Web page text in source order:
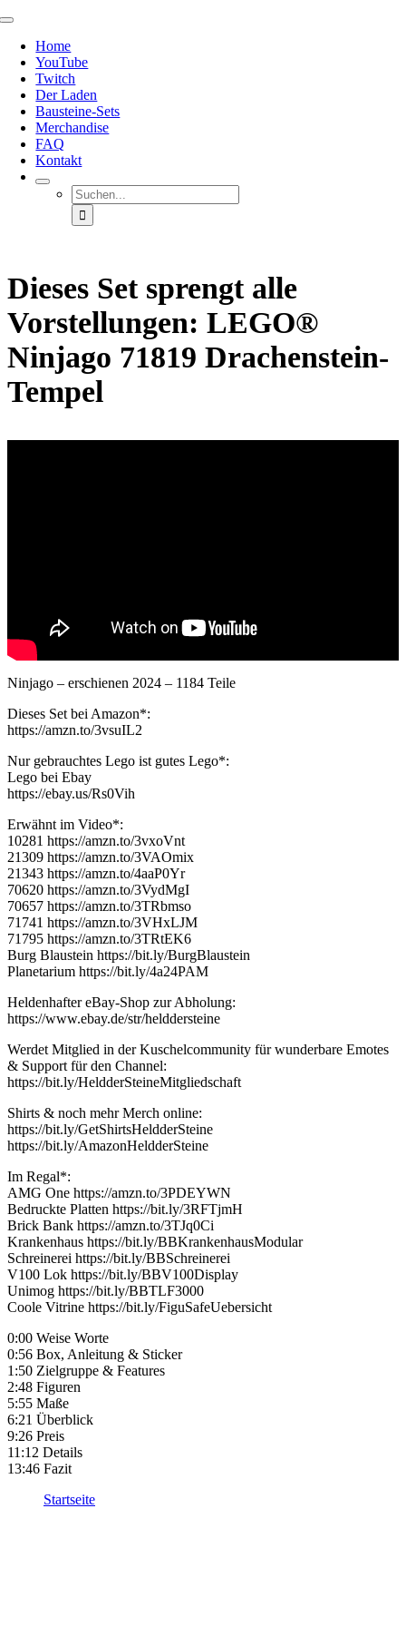
Zum
springen
Toggle
NavigationHome
YouTube
Twitch
Der Laden
Bausteine-Sets
Merchandise
FAQ
Kontakt
Suche
nach:
Dieses Set sprengt alle
Vorstellungen: LEGO®
Ninjago 71819 Drachenstein-
Tempel
Ninjago – erschienen 2024 – 1184 Teile
Dieses Set bei Amazon*:
https://amzn.to/3vsuIL2
Nur gebrauchtes Lego ist gutes Lego*:
Lego bei Ebay
https://ebay.us/Rs0Vih
Erwähnt im Video*:
10281 https://amzn.to/3vxoVnt
21309 https://amzn.to/3VAOmix
21343 https://amzn.to/4aaP0Yr
70620 https://amzn.to/3VydMgI
70657 https://amzn.to/3TRbmso
71741 https://amzn.to/3VHxLJM
71795 https://amzn.to/3TRtEK6
Burg Blaustein https://bit.ly/BurgBlaustein
Planetarium https://bit.ly/4a24PAM
Heldenhafter eBay-Shop zur Abholung:
https://www.ebay.de/str/helddersteine
Werdet Mitglied in der Kuschelcommunity für wunderbare Emotes
& Support für den Channel:
https://bit.ly/HeldderSteineMitgliedschaft
Shirts & noch mehr Merch online:
https://bit.ly/GetShirtsHeldderSteine
https://bit.ly/AmazonHeldderSteine
Im Regal*:
AMG One https://amzn.to/3PDEYWN
Bedruckte Platten https://bit.ly/3RFTjmH
Brick Bank https://amzn.to/3TJq0Ci
Krankenhaus https://bit.ly/BBKrankenhausModular
Schreinerei https://bit.ly/BBSchreinerei
V100 Lok https://bit.ly/BBV100Display
Unimog https://bit.ly/BBTLF3000
Coole Vitrine https://bit.ly/FiguSafeUebersicht
0:00 Weise Worte
0:56 Box, Anleitung & Sticker
1:50 Zielgruppe & Features
2:48 Figuren
5:55 Maße
6:21 Überblick
9:26 Preis
11:12 Details
13:46 Fazit
Startseite